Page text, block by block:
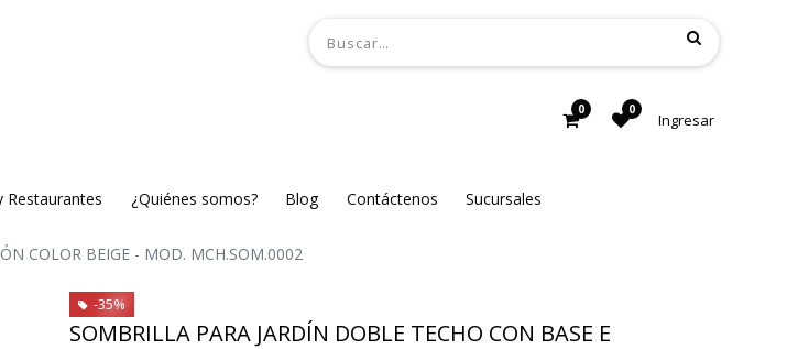
0 0
Ingresar
Restaurantes ¿Quiénes somos? Blog Contáctenos Sucursales
COLOR BEIGE - MOD. MCH.SOM.0002
-35%
SOMBRILLA PARA JARDÍN DOBLE TECHO CON BASE E